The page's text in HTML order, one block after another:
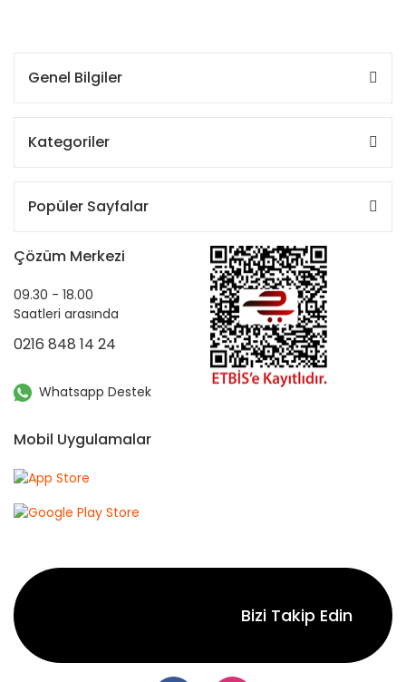
Genel Bilgiler
Kategoriler
Popüler Sayfalar
Çözüm Merkezi
09.30 - 18.00
Saatleri arasında
0216 848 14 24
Whatsapp Destek
Mobil Uygulamalar
Bizi Takip Edin